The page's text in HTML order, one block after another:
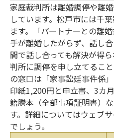
家庭裁判所は離婚調停や離
しています。松戸市には千
ます。「パートナーとの離
手が離婚したがらず、話し
間で話し合っても解決が得
判所に調停を申し立てるこ
の窓口は「家事訟廷事件係
印紙1,200円と申立書、3カ
籍謄本（全部事項証明書）
す。詳細についてはウェブ
でしょう。